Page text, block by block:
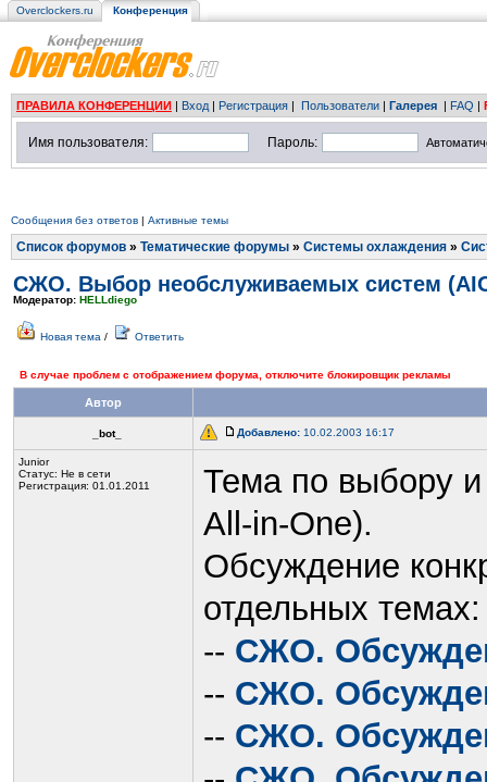
Overclockers.ru Конференция
ПРАВИЛА КОНФЕРЕНЦИИ | Вход | Регистрация | Пользователи | Галерея | FAQ |
Имя пользователя: Пароль:
Сообщения без ответов | Активные темы
Список форумов » Тематические форумы » Системы охлаждения »
СЖО. Выбор необслуживаемых систем
Модератор: HELLdiego
Новая тема / Ответить
В случае проблем с отображением форума, отключите блокировщик рекламы
Автор
_bot_ Добавлено: 10.02.2003 16:17
Junior
Статус: Не в сети
Регистрация: 01.01.2011
Тема по выбору
All-in-One).
Обсуждение
отдельных темах:
-- СЖО.
-- СЖО.
-- СЖО.